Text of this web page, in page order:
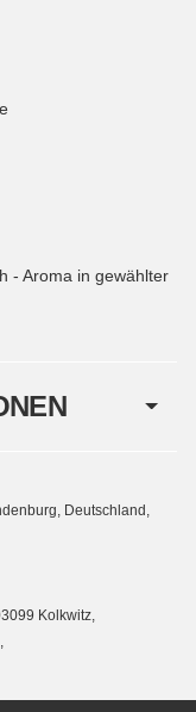
- Aroma in gewählter
Deutschland,
Kolkwitz,